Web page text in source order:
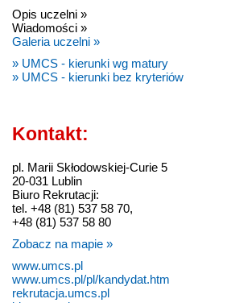
Opis uczelni »
Wiadomości »
Galeria uczelni »
» UMCS - kierunki wg matury
» UMCS - kierunki bez kryteriów
Kontakt:
pl. Marii Skłodowskiej-Curie 5
20-031 Lublin
Biuro Rekrutacji:
tel. +48 (81) 537 58 70,
+48 (81) 537 58 80
Zobacz na mapie »
www.umcs.pl
www.umcs.pl/pl/kandydat.htm
rekrutacja.umcs.pl